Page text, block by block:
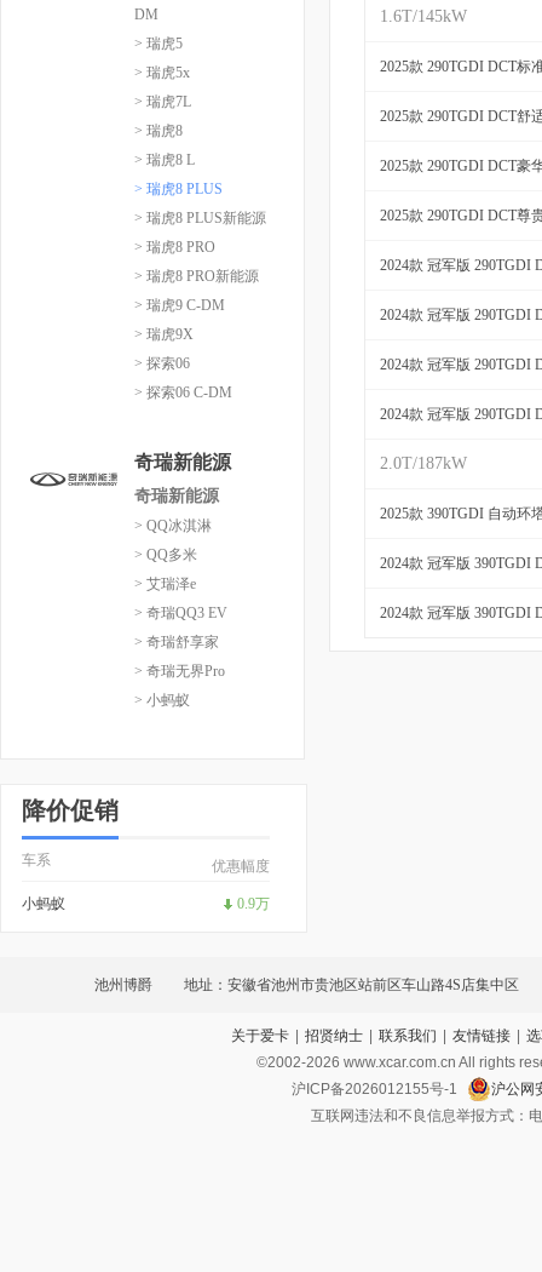
DM
> 瑞虎5
> 瑞虎5x
> 瑞虎7L
> 瑞虎8
> 瑞虎8 L
> 瑞虎8 PLUS
> 瑞虎8 PLUS新能源
> 瑞虎8 PRO
> 瑞虎8 PRO新能源
> 瑞虎9 C-DM
> 瑞虎9X
> 探索06
> 探索06 C-DM
奇瑞新能源
奇瑞新能源
> QQ冰淇淋
> QQ多米
> 艾瑞泽e
> 奇瑞QQ3 EV
> 奇瑞舒享家
> 奇瑞无界Pro
> 小蚂蚁
降价促销
车系 优惠幅度
小蚂蚁 0.9万
1.6T/145kW
2025款 290TGDI DCT标
2025款 290TGDI DCT舒
2025款 290TGDI DCT豪
2025款 290TGDI DCT尊
2024款 冠军版 290TGDI
2024款 冠军版 290TGDI
2024款 冠军版 290TGDI
2024款 冠军版 290TGDI
2.0T/187kW
2025款 390TGDI 自动环
2024款 冠军版 390TGDI
2024款 冠军版 390TGDI
池州博爵 地址：安徽省池州市贵池区站前区车山路4S店集中区
关于爱卡 | 招贤纳士 | 联系我们 | 友情链接 |
©2002-2026 www.xcar.com.cn All rights
沪ICP备2026012155号-1
沪公网
互联网违法和不良信息举报方式：